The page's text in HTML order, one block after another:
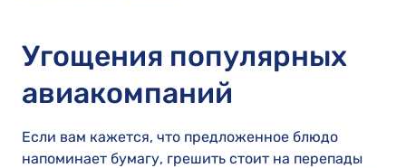
Угощения популярных
авиакомпаний
Если вам кажется, что предложенное блюдо
напоминает бумагу, грешить стоит на перепады